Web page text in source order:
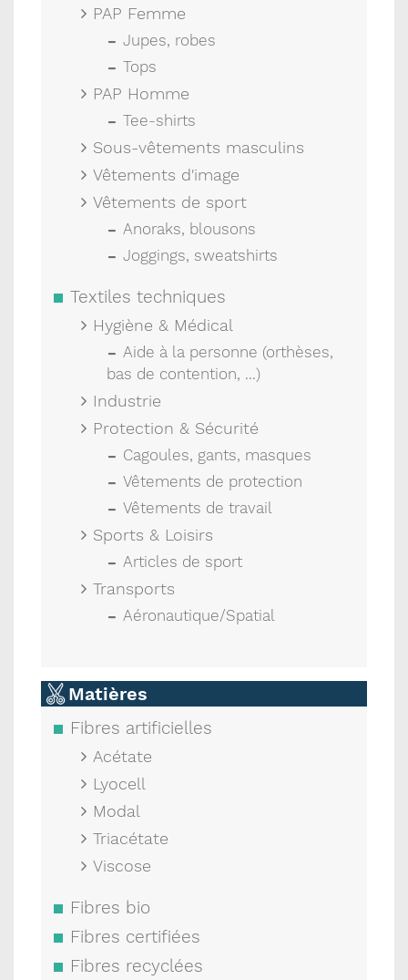
PAP Femme
Jupes, robes
Tops
PAP Homme
Tee-shirts
Sous-vêtements masculins
Vêtements d'image
Vêtements de sport
Anoraks, blousons
Joggings, sweatshirts
Textiles techniques
Hygiène & Médical
Aide à la personne (orthèses,
bas de contention, ...)
Industrie
Protection & Sécurité
Cagoules, gants, masques
Vêtements de protection
Vêtements de travail
Sports & Loisirs
Articles de sport
Transports
Aéronautique/Spatial
Matières
Fibres artificielles
Acétate
Lyocell
Modal
Triacétate
Viscose
Fibres bio
Fibres certifiées
Fibres recyclées